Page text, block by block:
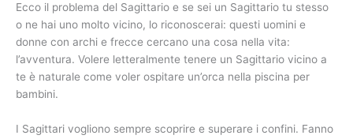
Ecco il problema del Sagittario e se sei un Sagittario tu stesso
o ne hai uno molto vicino, lo riconoscerai: questi uomini e
donne con archi e frecce cercano una cosa nella vita:
l’avventura. Volere letteralmente tenere un Sagittario vicino a
te è naturale come voler ospitare un’orca nella piscina per
bambini.
I Sagittari vogliono sempre scoprire e superare i confini. Fanno